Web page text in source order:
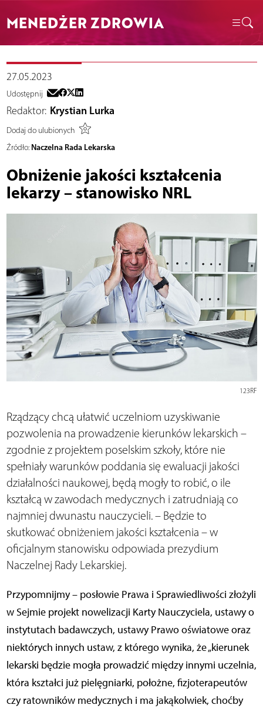
MENEDŻER ZDROWIA
27.05.2023
Udostępnij
Redaktor: Krystian Lurka
Dodaj do ulubionych
Źródło: Naczelna Rada Lekarska
Obniżenie jakości kształcenia
lekarzy – stanowisko NRL
123RF
Rządzący chcą ułatwić uczelniom uzyskiwanie
pozwolenia na prowadzenie kierunków lekarskich –
zgodnie z projektem poselskim szkoły, które nie
spełniały warunków poddania się ewaluacji jakości
działalności naukowej, będą mogły to robić, o ile
kształcą w zawodach medycznych i zatrudniają co
najmniej dwunastu nauczycieli. – Będzie to
skutkować obniżeniem jakości kształcenia – w
oficjalnym stanowisku odpowiada prezydium
Naczelnej Rady Lekarskiej.
Przypomnijmy – posłowie Prawa i Sprawiedliwości złożyli
w Sejmie projekt nowelizacji Karty Nauczyciela, ustawy o
instytutach badawczych, ustawy Prawo oświatowe oraz
niektórych innych ustaw, z którego wynika, że „kierunek
lekarski będzie mogła prowadzić między innymi uczelnia,
która kształci już pielęgniarki, położne, fizjoterapeutów
czy ratowników medycznych i ma jakąkolwiek, choćby